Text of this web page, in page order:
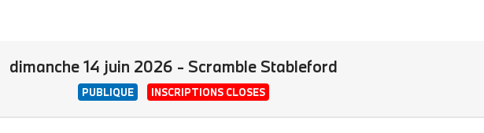
dimanche 14 juin 2026 - Scramble Stableford
PUBLIQUE INSCRIPTIONS CLOSES